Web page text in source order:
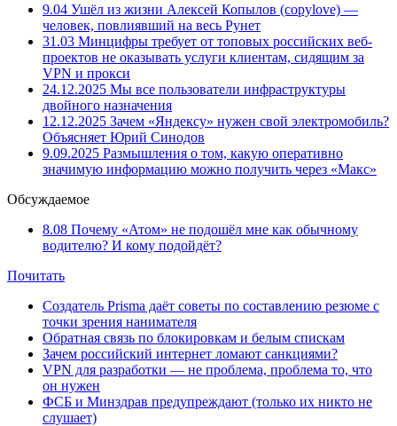
9.04 Ушёл из жизни Алексей Копылов (copylove) —
человек, повлиявший на весь Рунет
31.03 Минцифры требует от топовых российских веб-
проектов не оказывать услуги клиентам, сидящим за
VPN и прокси
24.12.2025 Мы все пользователи инфраструктуры
двойного назначения
12.12.2025 Зачем «Яндексу» нужен свой электромобиль?
Объясняет Юрий Синодов
9.09.2025 Размышления о том, какую оперативно
значимую информацию можно получить через «Макс»
Обсуждаемое
8.08 Почему «Атом» не подошёл мне как обычному
водителю? И кому подойдёт?
Почитать
Создатель Prisma даёт советы по составлению резюме с
точки зрения нанимателя
Обратная связь по блокировкам и белым спискам
Зачем российский интернет ломают санкциями?
VPN для разработки — не проблема, проблема то, что
он нужен
ФСБ и Минздрав предупреждают (только их никто не
слушает)